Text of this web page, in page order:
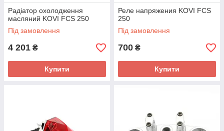
Радіатор охолодження
масляний KOVI FCS 250
Під замовлення
4 201 ₴
Купити
Реле напряжения KOVI FCS
250
Під замовлення
700 ₴
Купити